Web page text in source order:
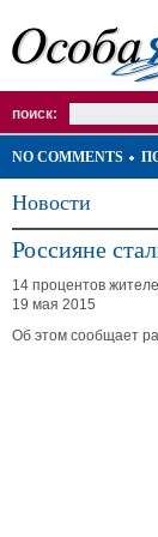
поиск:
NO COMMENTS
Новости
Россияне
14 процентов
19 мая 2015
Об этом сообщает